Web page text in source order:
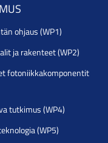
ohjaus (WP1)
ja rakenteet (WP2)
fotoniikkakomponentit
tutkimus (WP4)
(WP5)